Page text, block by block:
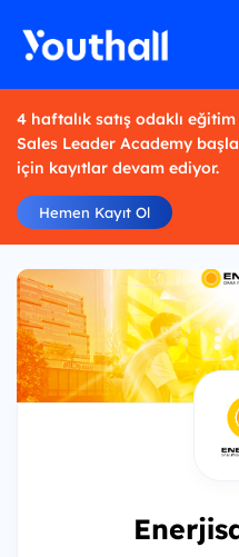
4 haftalık satış odaklı
Sales Leader Academy
için kayıtlar devam ediyor.
Hemen Kayıt Ol